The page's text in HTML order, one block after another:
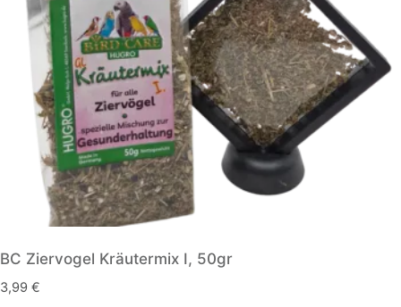
BC Ziervogel Kräutermix I, 50gr
3,99 €